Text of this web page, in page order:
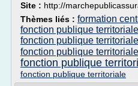
Site : http://
Thèmes liés : formation
fonction publique territoriale
fonction publique territoriale
fonction publique territoriale
fonction publique
fonction publique territoriale